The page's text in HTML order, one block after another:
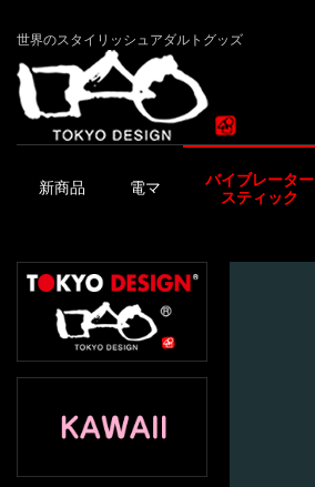
世界のスタイリッシュアダルトグッズ
新商品 電マ
バイブレーター
スティック